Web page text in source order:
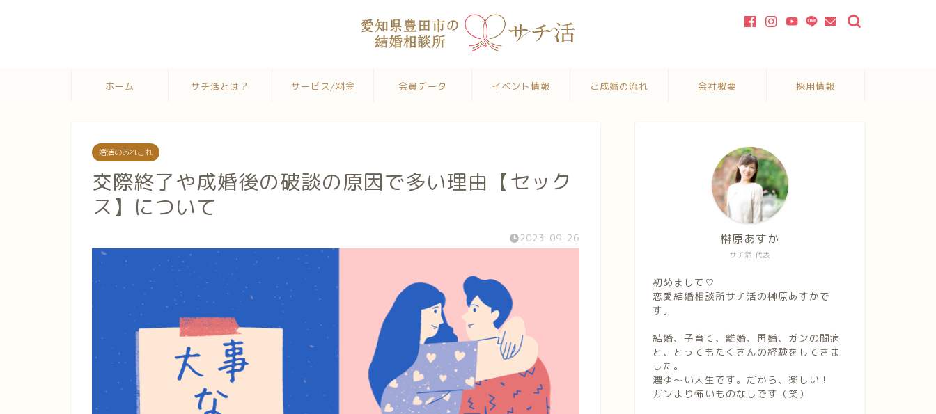
ホーム サチ活とは？ サービス/料金 会員データ イベント情報 ご成婚の流れ 会社概要 採用情報
婚活のあれこれ
交際終了や成婚後の破談の原因で多い理由【セック
ス】について
2023-09-26
サチ活 代表
榊原あすか
初めまして♡
恋愛結婚相談所サチ活の榊原あすかで
す。
結婚、子育て、離婚、再婚、ガンの闘病
と、とってもたくさんの経験をしてきま
した。
濃ゆ〜い人生です。だから、楽しい！
ガンより怖いものなしです（笑）